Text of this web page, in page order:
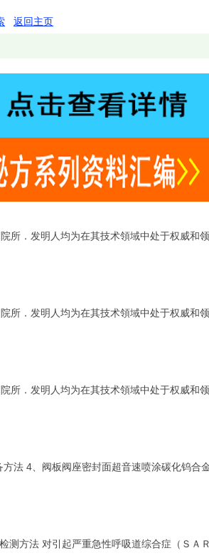
返回主页
所．发明人均为在其技术領域中处于权威和
所．发明人均为在其技术領域中处于权威和
所．发明人均为在其技术領域中处于权威和
法 4、阀板阀座密封面超音速喷涂碳化钨合
测方法 对引起严重急性呼吸道综合症（ＳＡ